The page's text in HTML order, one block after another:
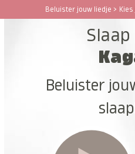
Beluister jouw liedje > Kies
Open
Close
Beluister